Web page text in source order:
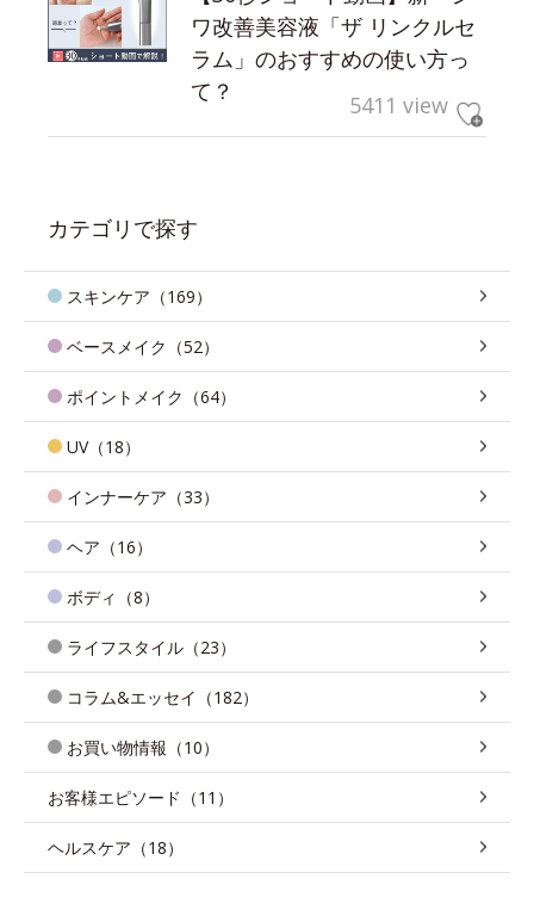
ワ改善美容液「ザ リンクルセ
ラム」のおすすめの使い方っ
て？
5411 view
カテゴリで探す
スキンケア（169）
ベースメイク（52）
ポイントメイク（64）
UV（18）
インナーケア（33）
ヘア（16）
ボディ（8）
ライフスタイル（23）
コラム&エッセイ（182）
お買い物情報（10）
お客様エピソード（11）
ヘルスケア（18）